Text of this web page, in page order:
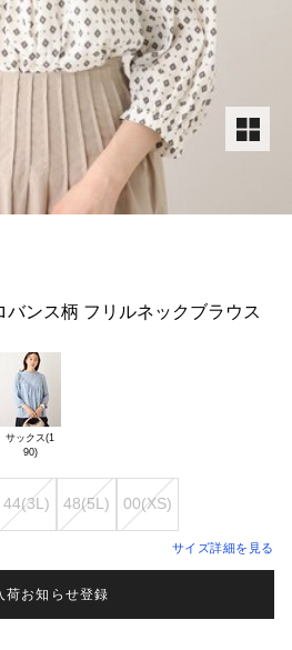
バンス柄 フリルネックブラウス
サックス(1
90)
44(3L) 48(5L) 00(XS)
サイズ詳細を見る
荷お知らせ登録